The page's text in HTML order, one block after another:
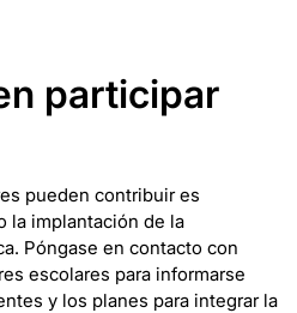
participar
pueden contribuir es
la implantación de la
Póngase en contacto con
escolares para informarse
y los planes para integrar la